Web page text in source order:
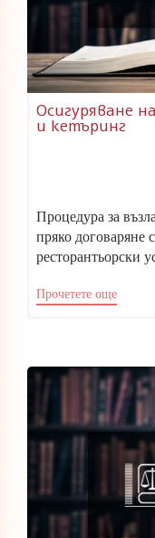
Осигуряване
и кетъринг
Процедура за
пряко договаряне
ресторантьорски
Прочетете още